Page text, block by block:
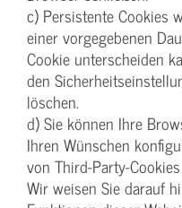
c) Persistente Cookies
einer vorgegebenen
Cookie unterscheiden
den
löschen.
d) Sie können Ihre
Ihren Wünschen
von Third-Party-
Wir weisen Sie darauf